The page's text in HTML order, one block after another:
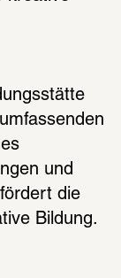
und
die
Bildung.